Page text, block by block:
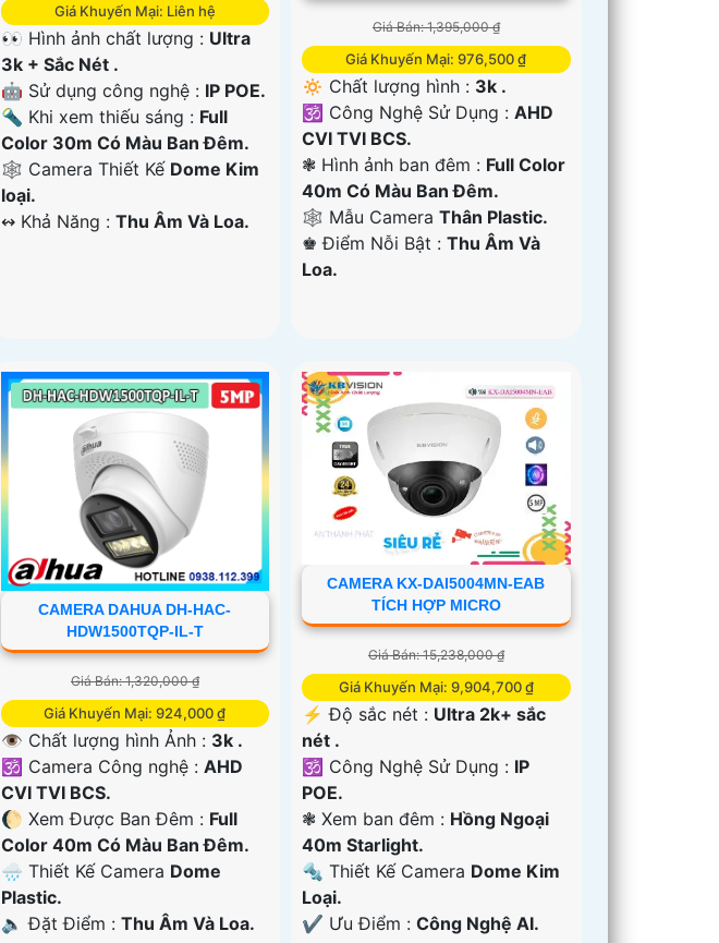
Giá Khuyến Mại: Liên hệ
👀 Hình ảnh chất lượng : Ultra
3k + Sắc Nét .
🤖️ Sử dụng công nghệ : IP POE.
🔦 Khi xem thiếu sáng : Full
Color 30m Có Màu Ban Ðêm.
🕸️ Camera Thiết Kế Dome Kim
loại.
️↭ Khả Năng : Thu Âm Và Loa.
Giá Bán: 1,395,000 ₫
Giá Khuyến Mại: 976,500 ₫
🔅 Chất lượng hình : 3k .
🕉️ Công Nghệ Sử Dụng :AHD
CVI TVI BCS.
❃ Hình ảnh ban đêm : Full Color
40m Có Màu Ban Ðêm.
🕸️ Mẫu CameraThân Plastic.
️♚ Điểm Nỗi Bật :Thu Âm Và
Loa.
CAMERA DAHUA DH-HAC-
HDW1500TQP-IL-T
Giá Bán: 1,320,000 ₫
Giá Khuyến Mại: 924,000 ₫
👁 Chất lượng hình Ảnh : 3k .
🕉️ Camera Công nghệ : AHD
CVI TVI BCS.
🌔 Xem Được Ban Đêm : Full
Color 40m Có Màu Ban Ðêm.
🌧️ Thiết Kế Camera Dome
Plastic.
️🔈 Đặt Điểm : Thu Âm Và Loa.
CAMERA KX-DAI5004MN-EAB
TÍCH HỢP MICRO
Giá Bán: 15,238,000 ₫
Giá Khuyến Mại: 9,904,700 ₫
️⚡ Độ sắc nét : Ultra 2k+ sắc
nét .
🕉️ Công Nghệ Sử Dụng : IP
POE.
❃ Xem ban đêm : Hồng Ngoại
40m Starlight.
🔩 Thiết Kế Camera Dome Kim
Loại.
️✔️ Ưu Điểm :Công Nghệ AI.